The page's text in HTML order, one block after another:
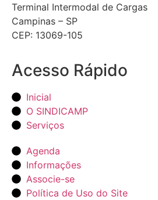
Terminal Intermodal de Cargas
Campinas – SP
CEP: 13069-105
Acesso Rápido
Inicial
O SINDICAMP
Serviços
Agenda
Informações
Associe-se
Política de Uso do Site